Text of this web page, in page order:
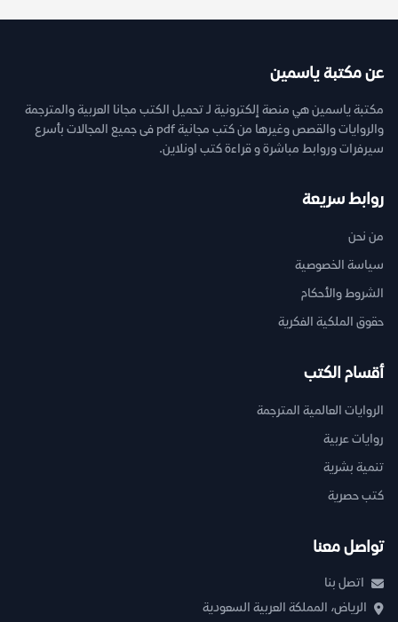
عن مكتبة ياسمين
مكتبة ياسمين هي منصة إلكترونية لـ تحميل الكتب مجانا العربية والمترجمة
والروايات والقصص وغيرها من كتب مجانية pdf فى جميع المجالات بأسرع
سيرفرات وروابط مباشرة و قراءة كتب اونلاين.
روابط سريعة
من نحن
سياسة الخصوصية
الشروط والأحكام
حقوق الملكية الفكرية
أقسام الكتب
الروايات العالمية المترجمة
روايات عربية
تنمية بشرية
كتب حصرية
تواصل معنا
اتصل بنا
الرياض، المملكة العربية السعودية